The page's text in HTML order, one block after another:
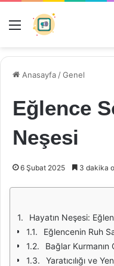
Menü
Anasayfa /Genel
Eğlence
Neşesi
6 Şubat 2025 3 dakika
Hayatın Neşesi:
Eğlencenin Ruh
Bağlar Kurmanın
Yaratıcılığı ve